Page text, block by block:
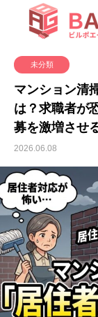
未分類
マンション清
は？求職者が
募を激増させ
2026.06.08